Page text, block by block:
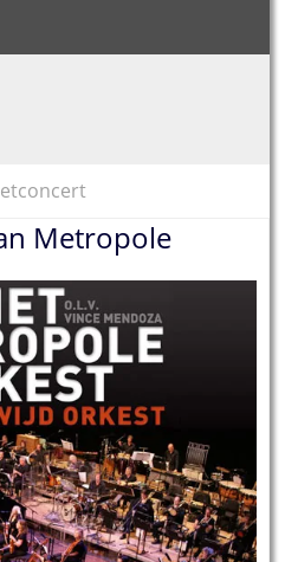
Metropole